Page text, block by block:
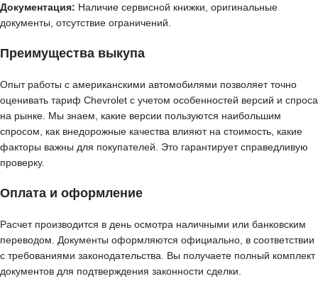
Документация: Наличие сервисной книжки, оригинальные
документы, отсутствие ограничений.
Преимущества выкупа
Опыт работы с американскими автомобилями позволяет точно
оценивать тариф Chevrolet с учетом особенностей версий и спроса
на рынке. Мы знаем, какие версии пользуются наибольшим
спросом, как внедорожные качества влияют на стоимость, какие
факторы важны для покупателей. Это гарантирует справедливую
проверку.
Оплата и оформление
Расчет производится в день осмотра наличными или банковским
переводом. Документы оформляются официально, в соответствии
с требованиями законодательства. Вы получаете полный комплект
документов для подтверждения законности сделки.